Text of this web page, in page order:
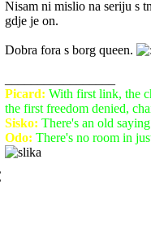
Nisam ni mislio na seriju s
gdje je on.
Dobra fora s borg queen.
Picard: With first link, the
the first freedom denied,
Sisko: There's an old
Odo: There's no room in